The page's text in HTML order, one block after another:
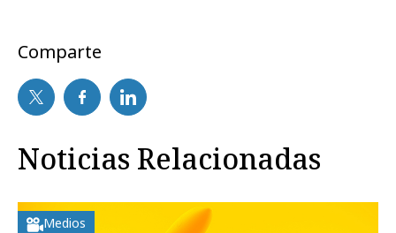
Comparte
Noticias Relacionadas
Medios